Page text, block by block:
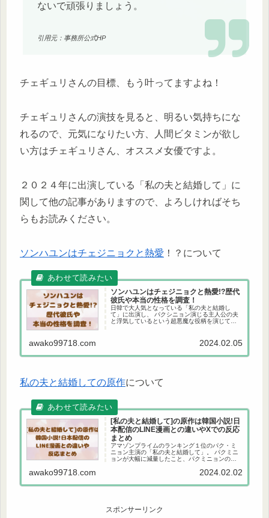
ないで頑張りましょう。
引用元：事務所公式HP
チェギュリさんの目標、もう叶ってますよね！
チェギュリさんの演技を見ると、明るい気持ちにな
れるので、元気になりたい方、人間ビタミンが欲し
い方はチェギュリさん、オススメ女優ですよ。
２０２４年に出演している「私の夫と結婚して」に
関して他の記事がありますので、よろしければそち
らもお読みください。
ソンハユンはチェジニョクと熱愛 ！？について
ソンハユンはチェジニョクと熱愛!?歴代
彼氏や本当の性格を調査！
日韓で大人気となっている「私の夫と結婚し
て」に出演し、 パクシニョン演じる主人公の夫
と浮気しているという超悪魔な役柄を演じてい
awako99718.com 2024.02.05
私の夫と結婚しての原作について
[私の夫と結婚して]の原作は韓国小説!日
本配信のLINE漫画との違いやXでの反応
まとめ
アマゾンプライムのランキング１位のパク・ミ
ニョン主演の「私の夫と結婚して」。 パクミニ
ョンが大幅に減量したこと、パクミニョンの恋
目を集めています。 韓国でも視聴率が１０％を
awako99718.com 2024.02.02
スポンサーリンク